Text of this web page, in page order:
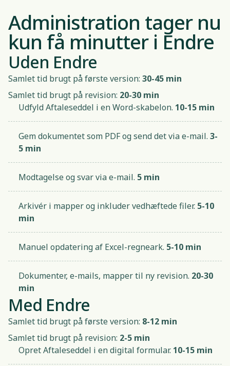
Administration tager nu
kun få minutter i Endre
Uden Endre
Samlet tid brugt på første version: 30-45 min
Samlet tid brugt på revision: 20-30 min
Udfyld Aftaleseddel i en Word-skabelon. 10-15 min
Gem dokumentet som PDF og send det via e-mail. 3-
5 min
Modtagelse og svar via e-mail. 5 min
Arkivér i mapper og inkluder vedhæftede filer. 5-10
min
Manuel opdatering af Excel-regneark. 5-10 min
Dokumenter, e-mails, mapper til ny revision. 20-30
min
Med Endre
Samlet tid brugt på første version: 8-12 min
Samlet tid brugt på revision: 2-5 min
Opret Aftaleseddel i en digital formular. 10-15 min